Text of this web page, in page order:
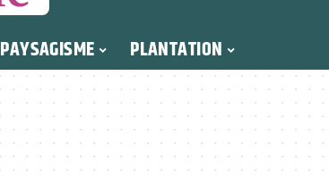
PAYSAGISME PLANTATION